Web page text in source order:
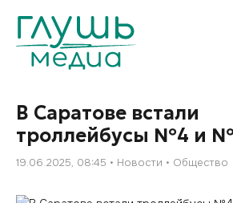
В Саратове встали
троллейбусы №4 и
19.06.2025, 08:45 Новости Общество